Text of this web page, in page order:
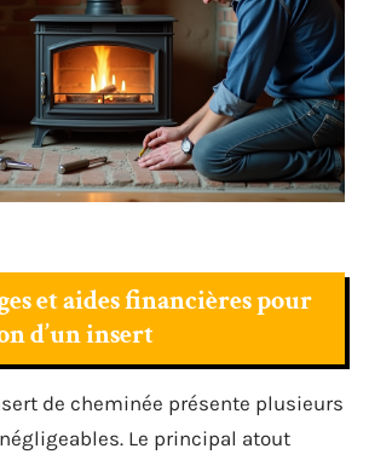
et aides financières pour
d’un insert
de cheminée présente plusieurs
Le principal atout